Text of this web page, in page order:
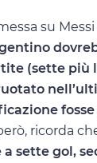
su
(sette più
ricorda
a sette gol,